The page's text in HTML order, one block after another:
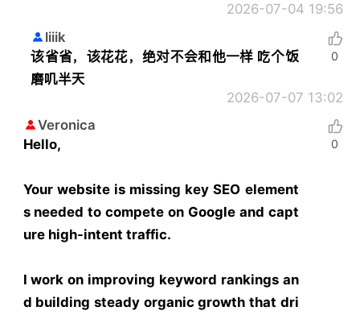
2026-07-04 19:56
liiik
该省省，该花花，绝对不会和他一样 吃个饭
磨叽半天
2026-07-07 13:02
0
Veronica
Hello,
Your website is missing key SEO element
s needed to compete on Google and capt
ure high-intent traffic.
I work on improving keyword rankings an
d building steady organic growth that dri
0